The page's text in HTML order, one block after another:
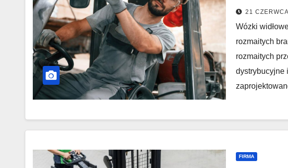
21
Wózki
rozmaitych
rozmaitych
dystrybucyjne
FIRMA